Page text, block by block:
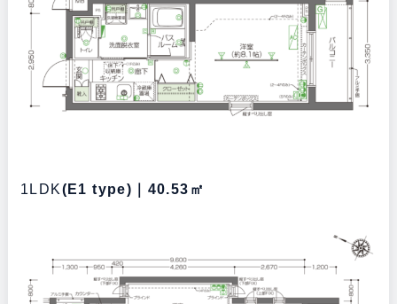
1LDK(E1 type) ｜40.53㎡